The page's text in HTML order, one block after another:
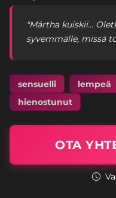
"Märtha kuiskii...
syvemmälle, missä
sensuelli lempeä
hienostunut
OTA